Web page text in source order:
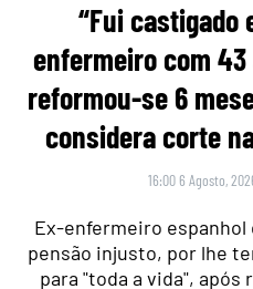
“Fui castigado
enfermeiro com
reformou-se 6
considera corte
16:00 6 Agosto,
Ex-enfermeiro espanhol
pensão injusto, por lhe
para "toda a vida",